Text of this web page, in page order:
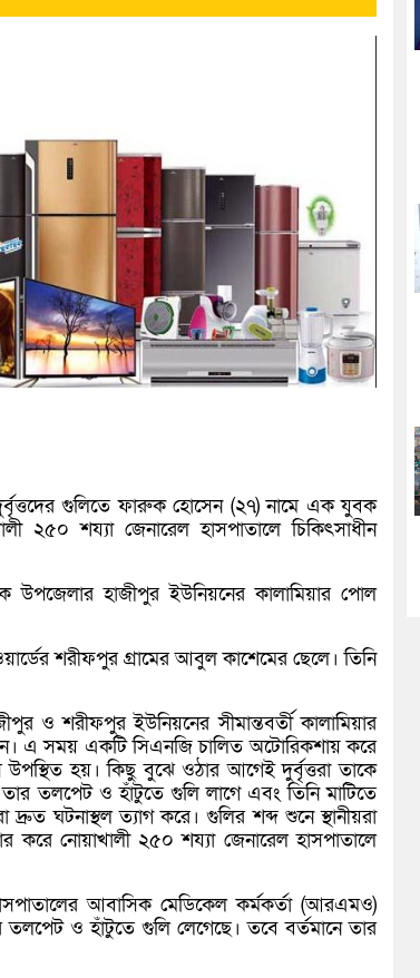
গুলিতে ফারুক হোসেন (২৭) নামে এক যুবক
২৫০ শয্যা জেনারেল হাসপাতালে চিকিৎসাধীন
উপজেলার হাজীপুর ইউনিয়নের কালামিয়ার পোল
শরীফপুর গ্রামের আবুল কাশেমের ছেলে। তিনি
ও শরীফপুর ইউনিয়নের সীমান্তবর্তী কালামিয়ার
এ সময় একটি সিএনজি চালিত অটোরিকশায় করে
হয়। কিছু বুঝে ওঠার আগেই দুর্বৃত্তরা তাকে
তলপেট ও হাঁটুতে গুলি লাগে এবং তিনি মাটিতে
ঘটনাস্থল ত্যাগ করে। গুলির শব্দ শুনে স্থানীয়রা
নোয়াখালী ২৫০ শয্যা জেনারেল হাসপাতালে
আবাসিক মেডিকেল কর্মকর্তা (আরএমও)
ও হাঁটুতে গুলি লেগেছে। তবে বর্তমানে তার